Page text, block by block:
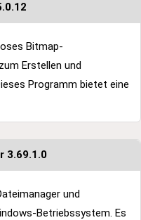
Bitmap-
Erstellen und
Programm bietet eine
3.69.1.0
und
Betriebssystem. Es